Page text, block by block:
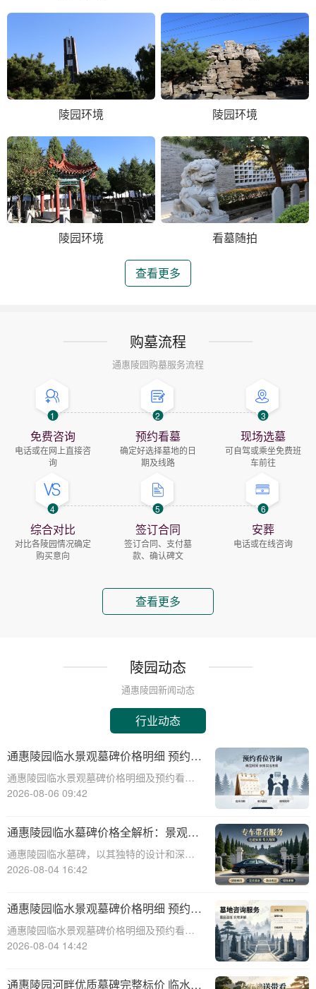
陵园环境 陵园环境
陵园环境 看墓随拍
查看更多
购墓流程
通惠陵园购墓服务流程
1
免费咨询
电话或在网上直接咨
询
2
预约看墓
确定好选择墓地的日
期及线路
3
现场选墓
可自驾或乘坐免费班
车前往
4
综合对比
对比各陵园情况确定
购买意向
5
签订合同
签订合同、支付墓
款、确认碑文
6
安葬
电话或在线咨询
查看更多
陵园动态
通惠陵园新闻动态
行业动态
通惠陵园临水景观墓碑价格明细 预约看
墓赠送碑文雕刻
通惠陵园临水景观墓碑价格明细及预约看墓
赠送碑文雕刻服务详解☎ 通惠陵园电话:400-
与人文情怀的现代化陵园，以其独特的临水
景观墓碑设计赢得了众多家庭的青
2026-08-06 09:42
通惠陵园临水墓碑价格全解析：景观维
护无忧，园区全额承担详解
通惠陵园临水墓碑，以其独特的设计和深远
的文化内涵，成为现代人对逝者纪念的优
自然环境和谐共生，为逝者营造一个宁静祥
和的安息之地。本文将深入探讨通惠陵园临
水墓碑的价格
2026-08-04 16:42
通惠陵园临水景观墓碑价格明细 预约看
墓赠送碑文雕刻详解
通惠陵园临水景观墓碑价格明细及预约看墓
赠送碑文雕刻详解☎ 通惠陵园电话:400-838-
越重视，墓碑作为逝者最后的尊严象征，其
2026-08-04 14:42
通惠陵园河畔优质墓碑完整标价 临水景